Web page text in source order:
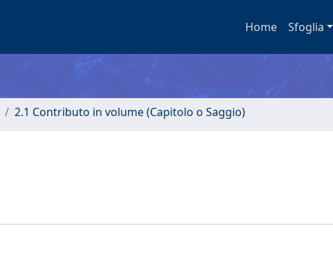
Home Sfoglia
2.1 Contributo in volume (Capitolo o Saggio)